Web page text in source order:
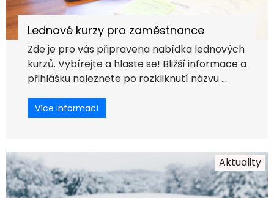
Lednové kurzy pro zaměstnance
Zde je pro vás připravena nabídka lednových
kurzů. Vybírejte a hlaste se! Bližší informace a
přihlášku naleznete po rozkliknutí názvu ...
Více informací
Aktuality